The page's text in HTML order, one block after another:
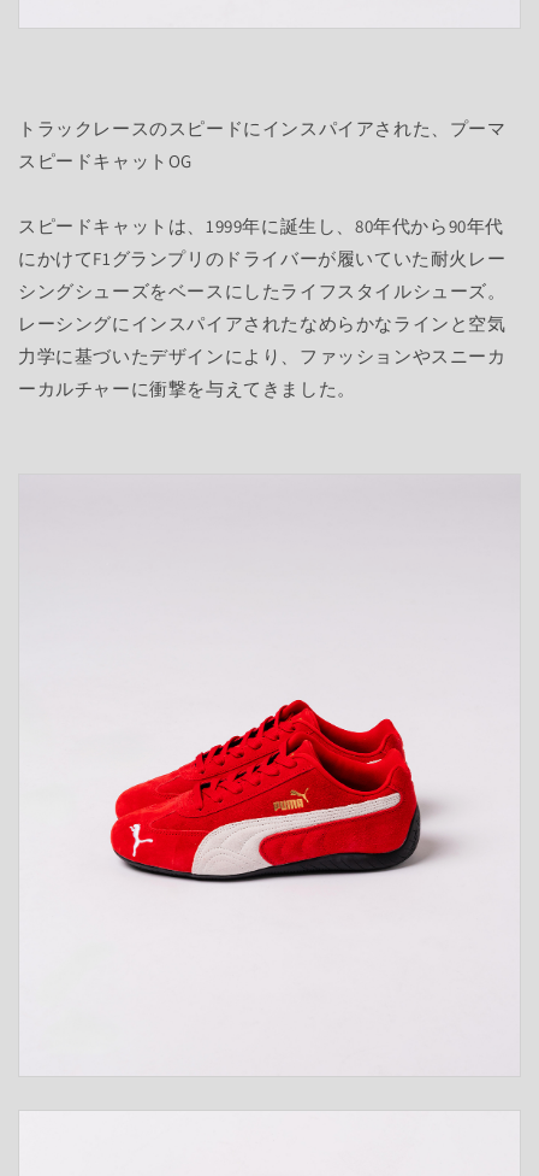
トラックレースのスピードにインスパイアされた、プーマ
スピードキャットOG
スピードキャットは、1999年に誕生し、80年代から90年代
にかけてF1グランプリのドライバーが履いていた耐火レー
シングシューズをベースにしたライフスタイルシューズ。
レーシングにインスパイアされたなめらかなラインと空気
力学に基づいたデザインにより、ファッションやスニーカ
ーカルチャーに衝撃を与えてきました。